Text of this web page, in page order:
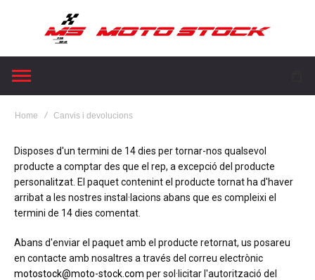
Home Canvis i devolucions
Disposes d'un termini de 14 dies per tornar-nos qualsevol
producte a comptar des que el rep, a excepció del producte
personalitzat. El paquet contenint el producte tornat ha d'haver
arribat a les nostres instal·lacions abans que es compleixi el
termini de 14 dies comentat.
Abans d'enviar el paquet amb el producte retornat, us posareu
en contacte amb nosaltres a través del correu electrònic
motostock@moto-stock.com per sol·licitar l'autorització del